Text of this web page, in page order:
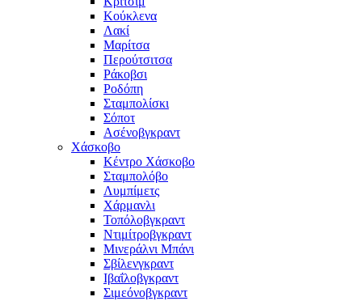
Κούκλενα
Λακί
Μαρίτσα
Περούτσιτσα
Ράκοβσι
Ροδόπη
Σταμπολίσκι
Σόποτ
Ασένοβγκραντ
Χάσκοβο
Κέντρο Χάσκοβο
Σταμπολόβο
Λυμπίμετς
Χάρμανλι
Τοπόλοβγκραντ
Ντιμίτροβγκραντ
Μινεράλνι Μπάνι
Σβίλενγκραντ
Ιβαΐλοβγκραντ
Σιμεόνοβγκραντ